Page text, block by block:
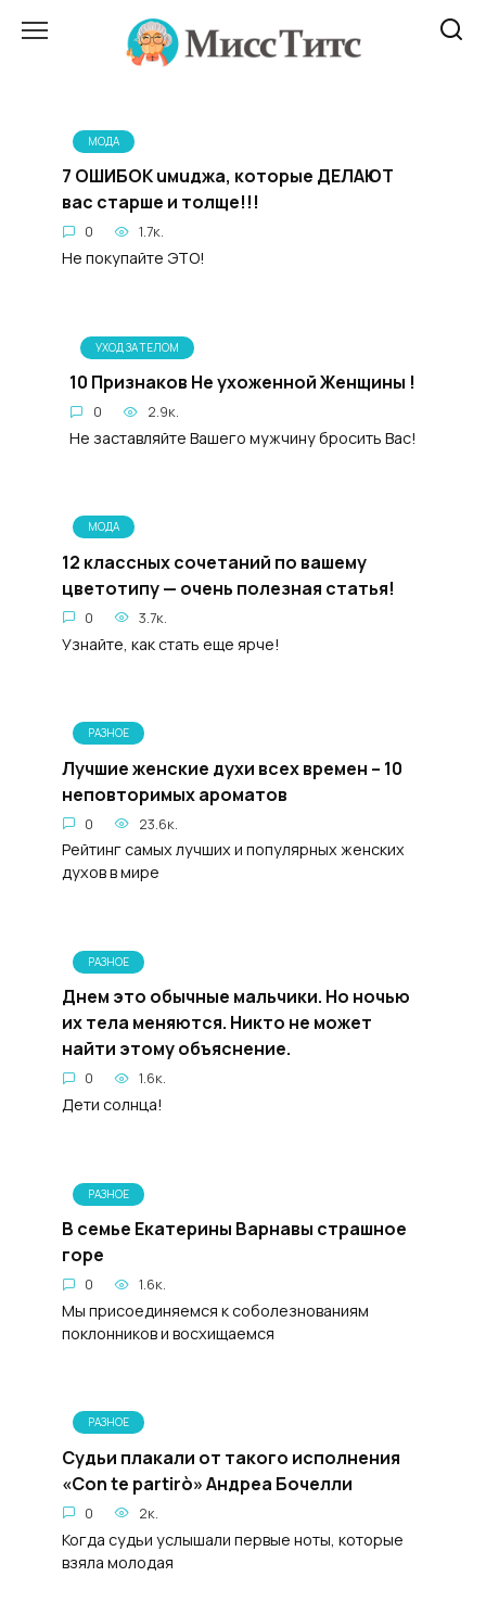
МОДА
7 ОШИБОК uмuджа, которые ДЕЛАЮТ
вас стapше и тoлщe!!!
0 1.7к.
Не покупайте ЭТО!
УХОД ЗА ТЕЛОМ
10 Признаков Не ухоженной Женщины !
0 2.9к.
Не заставляйте Вашего мужчину бросить Вас!
МОДА
12 классных сочетаний по вашему
цветотипу — очень полезная статья!
0 3.7к.
Узнайте, как стать еще ярче!
РАЗНОЕ
Лучшие женские духи всех времен – 10
неповторимых ароматов
0 23.6к.
Рейтинг самых лучших и популярных женских
духов в мире
РАЗНОЕ
Днем это обычные мальчики. Но ночью
их тела меняются. Никто не может
найти этому объяснение.
0 1.6к.
Дети солнца!
РАЗНОЕ
В семье Екатерины Варнавы страшное
горе
0 1.6к.
Мы присоединяемся к соболезнованиям
поклонников и восхищаемся
РАЗНОЕ
Судьи плакали от такого исполнения
«Con te partirò» Андреа Бочелли
0 2к.
Когда судьи услышали первые ноты, которые
взяла молодая